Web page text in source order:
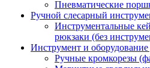
Пневматические
Ручной слесарный
Инструментальные
рюкзаки (без
Инструмент и оборудование
Ручные кромкорезы